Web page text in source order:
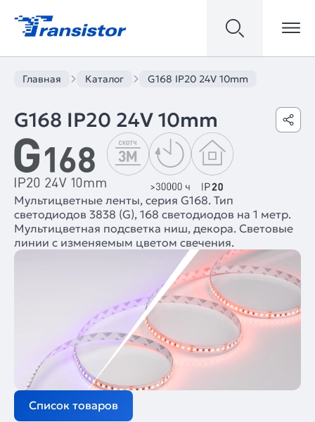
Главная Каталог G168 IP20 24V 10mm
G168 IP20 24V 10mm
Мультицветные ленты, серия G168. Тип
светодиодов 3838 (G), 168 светодиодов на 1 метр.
Мультицветная подсветка ниш, декора. Световые
линии с изменяемым цветом свечения.
Список товаров